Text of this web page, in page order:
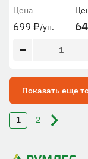
Цена
699 ₽/уп.
Показать еще
1 2